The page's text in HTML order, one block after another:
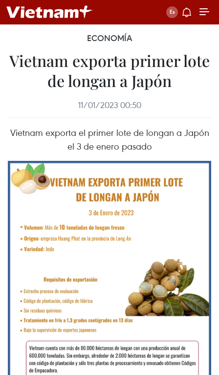
ECONOMÍA
Vietnam exporta primer lote
de longan a Japón
11/01/2023 00:50
Vietnam exporta el primer lote de longan a Japón
el 3 de enero pasado